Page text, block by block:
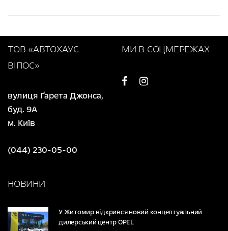
ТОВ «АВТОХАУС
ВІПОС»
вулиця Ґарета Джонса,
буд. 9А
м. Київ
(044) 230-05-00
МИ В СОЦМЕРЕЖАХ
НОВИНИ
У Житомир відкрився новий концептуальний
дилерський центр OPEL